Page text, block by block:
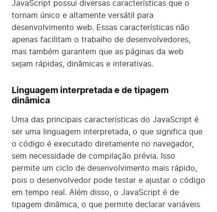
JavaScript possui diversas características que o
tornam único e altamente versátil para
desenvolvimento web. Essas características não
apenas facilitam o trabalho de desenvolvedores,
mas também garantem que as páginas da web
sejam rápidas, dinâmicas e interativas.
Linguagem interpretada e de tipagem
dinâmica
Uma das principais características do JavaScript é
ser uma linguagem interpretada, o que significa que
o código é executado diretamente no navegador,
sem necessidade de compilação prévia. Isso
permite um ciclo de desenvolvimento mais rápido,
pois o desenvolvedor pode testar e ajustar o código
em tempo real. Além disso, o JavaScript é de
tipagem dinâmica, o que permite declarar variáveis